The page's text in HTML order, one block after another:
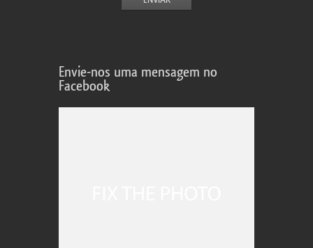
Envie-nos uma mensagem no
Facebook